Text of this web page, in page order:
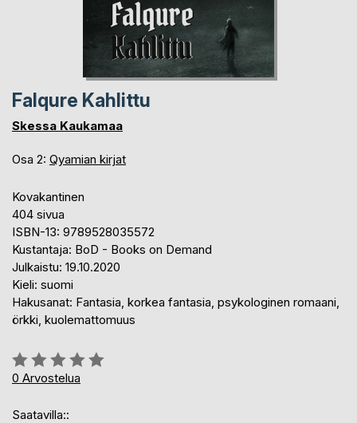
Falqure Kahlittu
Skessa Kaukamaa
Osa 2: Qyamian kirjat
Kovakantinen
404 sivua
ISBN-13: 9789528035572
Kustantaja: BoD - Books on Demand
Julkaistu: 19.10.2020
Kieli: suomi
Hakusanat: Fantasia, korkea fantasia, psykologinen romaani,
örkki, kuolemattomuus
Arvostelu::
0%
0 Arvostelua
Saatavilla::